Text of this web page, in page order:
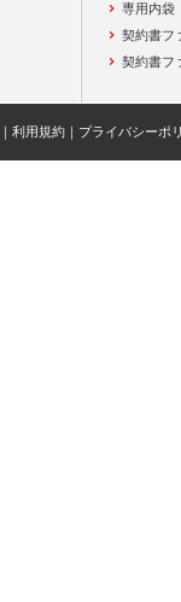
専用内袋
契約書フ
契約書フ
利用規約 プライバシーポ